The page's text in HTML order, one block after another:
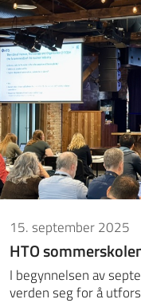
15. september 2025
HTO
I begynnelsen av
verden seg for å